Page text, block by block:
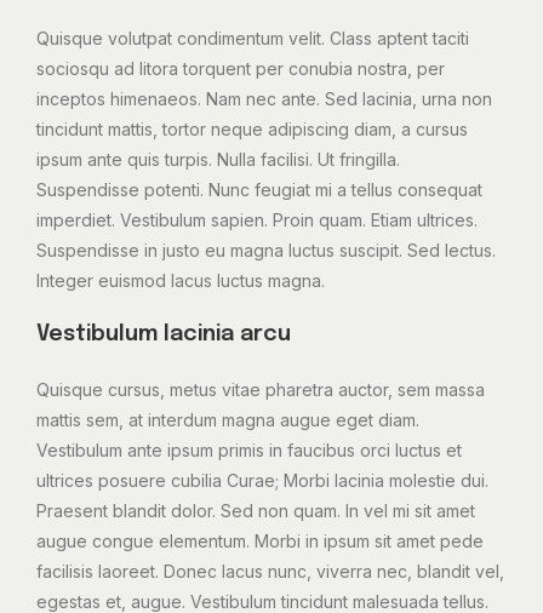
Quisque volutpat condimentum velit. Class aptent taciti
sociosqu ad litora torquent per conubia nostra, per
inceptos himenaeos. Nam nec ante. Sed lacinia, urna non
tincidunt mattis, tortor neque adipiscing diam, a cursus
ipsum ante quis turpis. Nulla facilisi. Ut fringilla.
Suspendisse potenti. Nunc feugiat mi a tellus consequat
imperdiet. Vestibulum sapien. Proin quam. Etiam ultrices.
Suspendisse in justo eu magna luctus suscipit. Sed lectus.
Integer euismod lacus luctus magna.
Vestibulum lacinia arcu
Quisque cursus, metus vitae pharetra auctor, sem massa
mattis sem, at interdum magna augue eget diam.
Vestibulum ante ipsum primis in faucibus orci luctus et
ultrices posuere cubilia Curae; Morbi lacinia molestie dui.
Praesent blandit dolor. Sed non quam. In vel mi sit amet
augue congue elementum. Morbi in ipsum sit amet pede
facilisis laoreet. Donec lacus nunc, viverra nec, blandit vel,
egestas et, augue. Vestibulum tincidunt malesuada tellus.